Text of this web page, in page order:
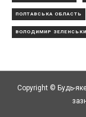
ПОЛТАВСЬКА ОБЛАСТЬ
ВОЛОДИМИР
Copyright © Будь-